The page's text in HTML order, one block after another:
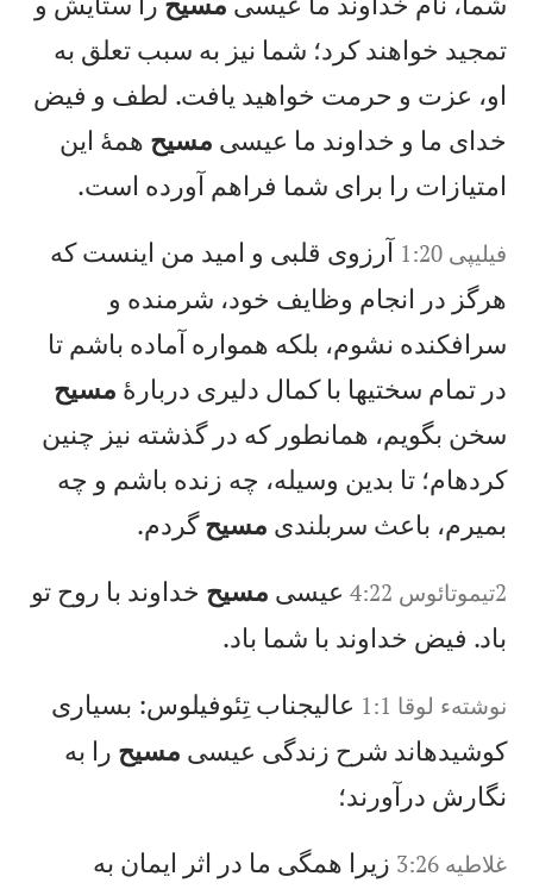
تمجيد خواهند كرد؛ شما نيز به سبب تعلق به
او، عزت و حرمت خواهيد يافت. لطف و فيض
خدای ما و خداوند ما عيسی مسيح همهٔ اين
امتيازات را برای شما فراهم آورده است.
فيليپی 1:20
آرزوی قلبی و اميد من اينست كه
هرگز در انجام وظايف خود، شرمنده و
سرافكنده نشوم، بلكه همواره آماده باشم تا
در تمام سختيها با كمال دليری دربارهٔ مسيح
سخن بگويم، همانطور كه در گذشته نيز چنين
كردهام؛ تا بدين وسيله، چه زنده باشم و چه
بميرم، باعث سربلندی مسيحگردم.
2تيموتائوس 4:22 عيسی مسيح خداوند با روح تو
باد. فيض خداوند با شما باد.
نوشته‌ء لوقا 1:1
عاليجناب تِئوفيلوس: بسياری
كوشيدهاند شرح زندگی عيسی مسيح را به
نگارش درآورند؛
غلاطيه 3:26
زيرا همگی ما در اثر ايمان به